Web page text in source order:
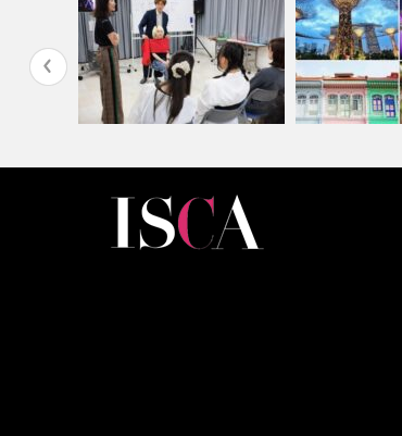
2025サンミュージック服トレ®
スタイリ…